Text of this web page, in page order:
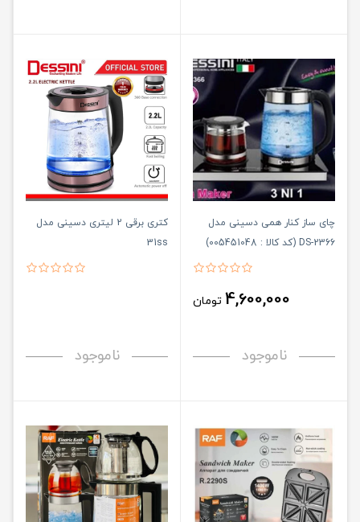
چای ساز کنار همی دسینی مدل
DS-2366 (کد کالا : 005451048)
4,600,000 تومان
ناموجود
کتری برقی 2 لیتری دسینی مدل
31ss
ناموجود